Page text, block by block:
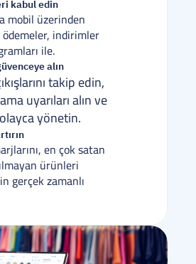
kabul edin
mobil üzerinden
ödemeler, indirimler
ile.
alın
takip edin,
uyarıları alın ve
yönetin.
en çok satan
ürünleri
gerçek zamanlı